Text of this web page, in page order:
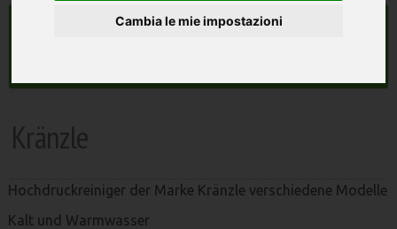
Cambia le mie impostazioni
macchine agricole
Kränzle
Hochdruckreiniger der Marke Kränzle verschiedene Modelle
Kalt und Warmwasser